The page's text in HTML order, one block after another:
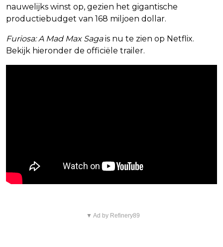
nauwelijks winst op, gezien het gigantische
productiebudget van 168 miljoen dollar.
Furiosa: A Mad Max Sagais nu te zien op Netflix.
Bekijk hieronder de officiële trailer.
▼ Ad by Refinery89